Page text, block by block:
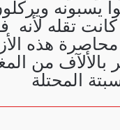
يسبونه
كانت تقله
هذه
بالألآف من
المحتلة